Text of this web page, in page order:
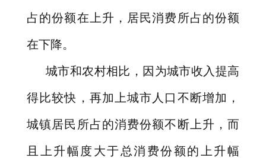
占的份额在上升，居民消费所占的份额
在下降。
城市和农村相比，因为城市收入提高
得比较快，再加上城市人口不断增加，
城镇居民所占的消费份额不断上升，而
且上升幅度大于总消费份额的上升幅